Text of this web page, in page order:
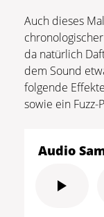
Auch dieses
da natürlich
dem Sound
folgende
sowie ein Fuzz-
Audio